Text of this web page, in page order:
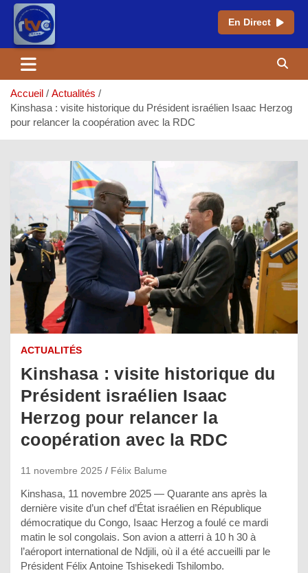
En Direct
contenu
Accueil
Actualités
Kinshasa : visite historique du Président israélien Isaac Herzog
pour relancer la coopération avec la RDC
ACTUALITÉS
Kinshasa : visite historique du
Président israélien Isaac
Herzog pour relancer la
coopération avec la RDC
11 novembre 2025 Félix Balume
Kinshasa, 11 novembre 2025 — Quarante ans après la
dernière visite d’un chef d’État israélien en République
démocratique du Congo, Isaac Herzog a foulé ce mardi
matin le sol congolais. Son avion a atterri à 10 h 30 à
l’aéroport international de Ndjili, où il a été accueilli par le
Président Félix Antoine Tshisekedi Tshilombo.